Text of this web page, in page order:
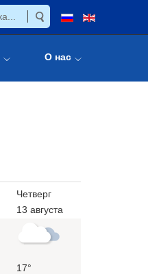
О нас
Четверг
13 августа
17°